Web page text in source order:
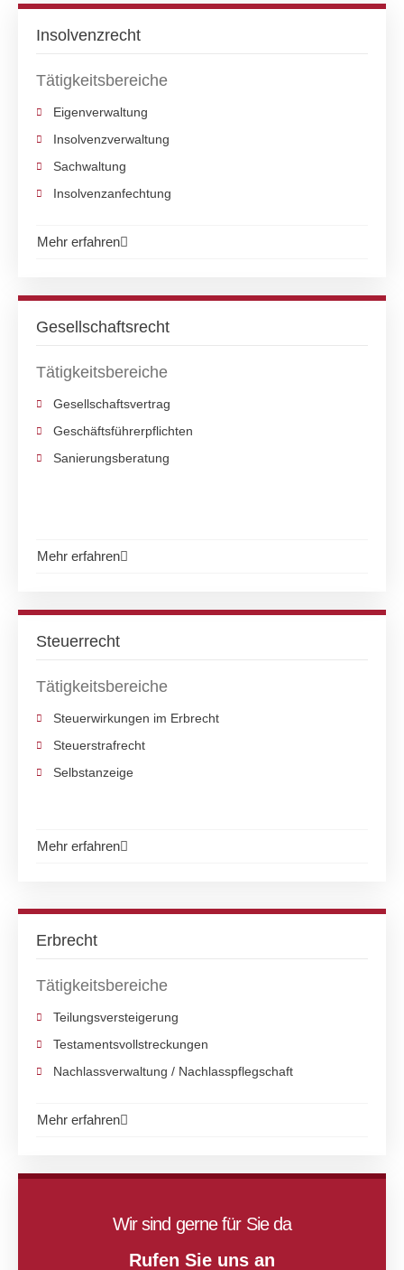
Insolvenzrecht
Tätigkeitsbereiche
Eigenverwaltung
Insolvenzverwaltung
Sachwaltung
Insolvenzanfechtung
Mehr erfahren
Gesellschaftsrecht
Tätigkeitsbereiche
Gesellschaftsvertrag
Geschäftsführerpflichten
Sanierungsberatung
Mehr erfahren
Steuerrecht
Tätigkeitsbereiche
Steuerwirkungen im Erbrecht
Steuerstrafrecht
Selbstanzeige
Mehr erfahren
Erbrecht
Tätigkeitsbereiche
Teilungsversteigerung
Testamentsvollstreckungen
Nachlassverwaltung / Nachlasspflegschaft
Mehr erfahren
Wir sind gerne für Sie da
Rufen Sie uns an